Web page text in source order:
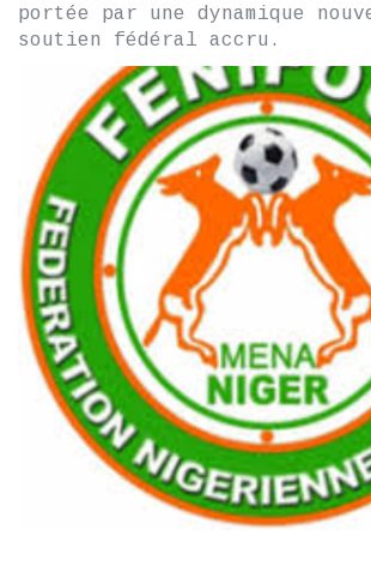
portée par une dynamique
soutien fédéral accru.